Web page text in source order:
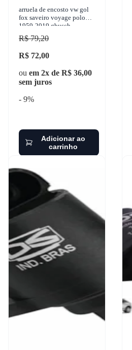
arruela de encosto vw gol
fox saveiro voyage polo
1959-2019 gbusch -
32353lea
R$ 79,20
R$ 72,00
ou em 2x de R$ 36,00
sem juros
- 9%
Adicionar ao
carrinho